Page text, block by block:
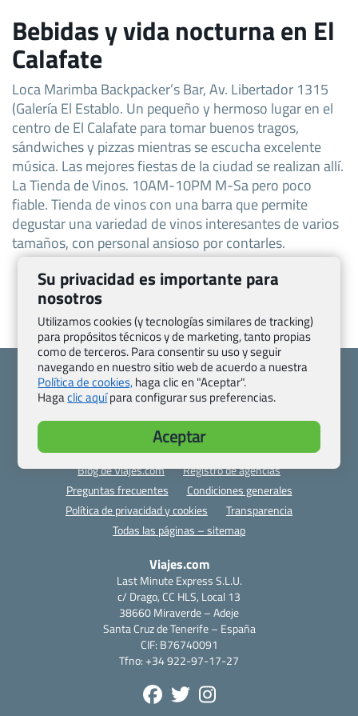
Bebidas y vida nocturna en El
Calafate
Loca Marimba Backpacker’s Bar, Av. Libertador 1315
(Galería El Establo. Un pequeño y hermoso lugar en el
centro de El Calafate para tomar buenos tragos,
sándwiches y pizzas mientras se escucha excelente
música. Las mejores fiestas de la ciudad se realizan allí.
La Tienda de Vinos. 10AM-10PM M-Sa pero poco
fiable. Tienda de vinos con una barra que permite
degustar una variedad de vinos interesantes de varios
tamaños, con personal ansioso por contarles.
Quienes somos
Contacto
Pasaporte, Visado, Salud y otras disposiciones específicas
Blog de Viajes.com
Registro de agencias
Preguntas frecuentes
Condiciones generales
Política de privacidad y cookies
Transparencia
Todas las páginas – sitemap
Viajes.com
Last Minute Express S.L.U.
c/ Drago, CC HLS, Local 13
38660 Miraverde – Adeje
Santa Cruz de Tenerife – España
CIF: B76740091
Tfno: +34 922-97-17-27
Su privacidad es importante para
nosotros
Utilizamos cookies (y tecnologías similares de tracking)
para propósitos técnicos y de marketing, tanto propias
como de terceros. Para consentir su uso y seguir
navegando en nuestro sitio web de acuerdo a nuestra
Política de cookies,haga clic en "Aceptar".
Hagaclic aquípara configurar sus preferencias.
Aceptar